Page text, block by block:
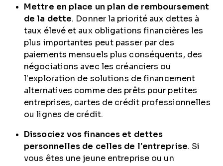
Mettre en place un plan de remboursement
de la dette. Donner la priorité aux dettes à
taux élevé et aux obligations financières les
plus importantes peut passer par des
paiements mensuels plus conséquents, des
négociations avec les créanciers ou
l’exploration de solutions de financement
alternatives comme des prêts pour petites
entreprises, cartes de crédit professionnelles
ou lignes de crédit.
Dissociez vos finances et dettes
personnelles de celles de l’entreprise. Si
vous êtes une jeune entreprise ou un